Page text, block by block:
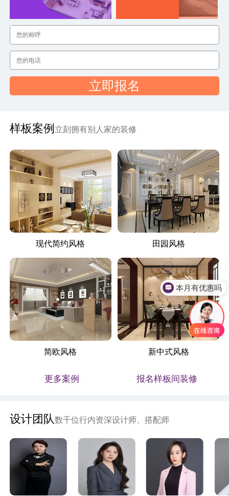
立即报名
样板案例 立刻拥有别人家的装修
现代简约风格 田园风格
简欧风格 新中式风格
更多案例 报名样板间装修
设计团队数千位行内资深设计师、搭配师
本月有优惠吗